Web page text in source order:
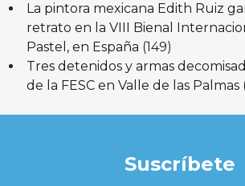
La pintora mexicana Edith Ruiz
retrato en la VIII Bienal
Pastel, en España (149)
Tres detenidos y armas
de la FESC en Valle de las Palmas
Suscríbete